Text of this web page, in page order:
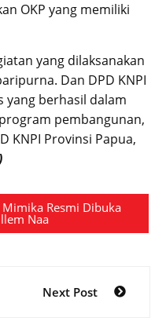
OKP yang memiliki
yang dilaksanakan
Dan DPD KNPI
yang berhasil dalam
pembangunan,
KNPI Provinsi Papua,
Mimika Resmi Dibuka
Naa
Next Post